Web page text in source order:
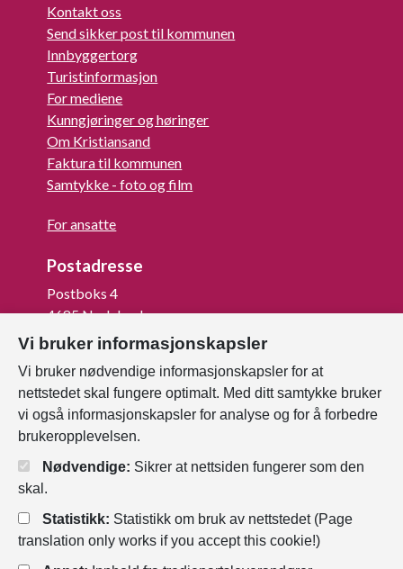
Kontakt oss
Send sikker post til kommunen
Innbyggertorg
Turistinformasjon
For mediene
Kunngjøringer og høringer
Om Kristiansand
Faktura til kommunen
Samtykke - foto og film
For ansatte
Postadresse
Postboks 4
4685 Nodeland
Org.nr: 820 852 982
Last ned vår innbygger -app
Vi bruker informasjonskapsler
Vi bruker nødvendige informasjonskapsler for at
nettstedet skal fungere optimalt. Med ditt samtykke bruker
vi også informasjonskapsler for analyse og for å forbedre
brukeropplevelsen.
Nødvendige: Sikrer at nettsiden fungerer som den
skal.
Statistikk: Statistikk om bruk av nettstedet (Page
translation only works if you accept this cookie!)